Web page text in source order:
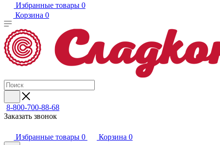
Избранные товары 0
Корзина 0
8-800-700-88-68
Заказать звонок
Избранные товары 0 Корзина 0